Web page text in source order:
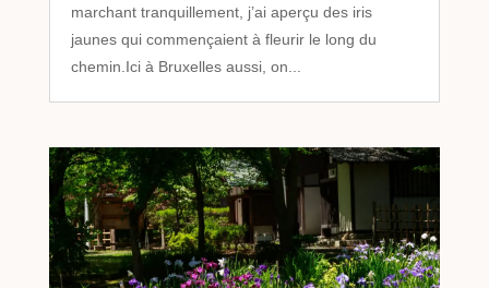
marchant tranquillement, j’ai aperçu des iris
jaunes qui commençaient à fleurir le long du
chemin.Ici à Bruxelles aussi, on...